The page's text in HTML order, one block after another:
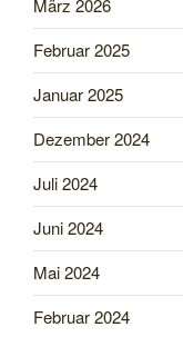
März 2026
Februar 2025
Januar 2025
Dezember 2024
Juli 2024
Juni 2024
Mai 2024
Februar 2024